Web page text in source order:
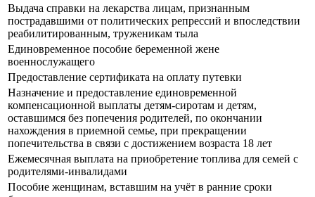
Выдача справки на лекарства лицам, признанным
пострадавшими от политических репрессий и впоследствии
реабилитированным, труженикам тыла
Единовременное пособие беременной жене
военнослужащего
Предоставление сертификата на оплату путевки
Назначение и предоставление единовременной
компенсационной выплаты детям-сиротам и детям,
оставшимся без попечения родителей, по окончании
нахождения в приемной семье, при прекращении
попечительства в связи с достижением возраста 18 лет
Ежемесячная выплата на приобретение топлива для семей с
родителями-инвалидами
Пособие женщинам, вставшим на учёт в ранние сроки